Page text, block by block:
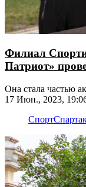
Филиал
Патриот»
Она стала частью
17 Июн., 2023,
Спорт